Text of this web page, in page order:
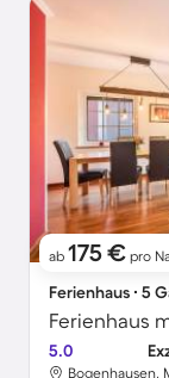
ab 175 € pro
Ferienhaus ∙ 5
Ferienhaus
5.0
Bogenhausen,